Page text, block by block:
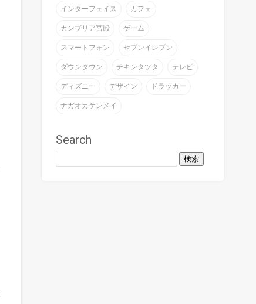
インターフェイス カフェ
カンブリア宮殿 ゲーム
スマートフォン セブンイレブン
ダウンタウン チキンタツタ テレビ
ディズニー デザイン ドラッカー
ナガオカケンメイ
Search